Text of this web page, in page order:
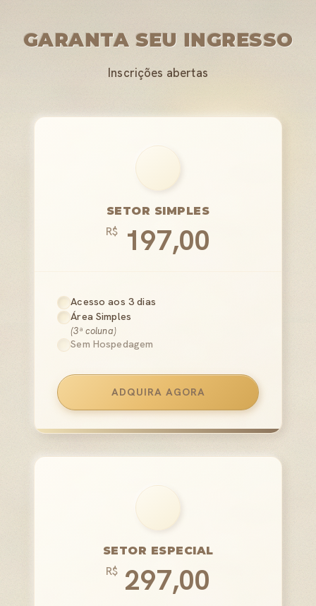
GARANTA SEU INGRESSO
Inscrições abertas
SETOR SIMPLES
R$ 197,00
Acesso aos 3 dias
Área Simples
(3ª coluna)
Sem Hospedagem
ADQUIRA AGORA
SETOR ESPECIAL
R$ 297,00